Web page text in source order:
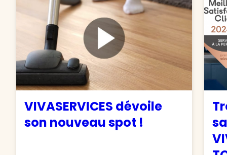
VIVASERVICES dévoile
son nouveau spot !